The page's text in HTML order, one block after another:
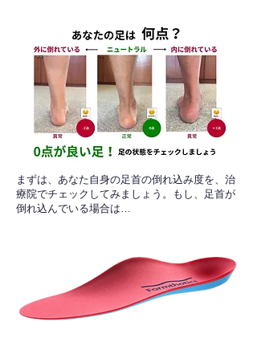
​まずは、あなた自身の足首の倒れ込み度を、治
療院でチェックしてみましょう。もし、足首が
倒れ込んでいる場合は…